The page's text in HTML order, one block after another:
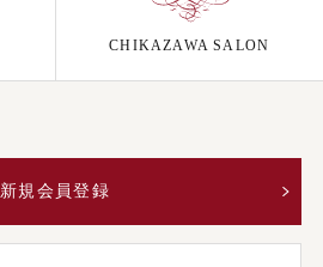
CHIKAZAWA SALON
新規会員登録